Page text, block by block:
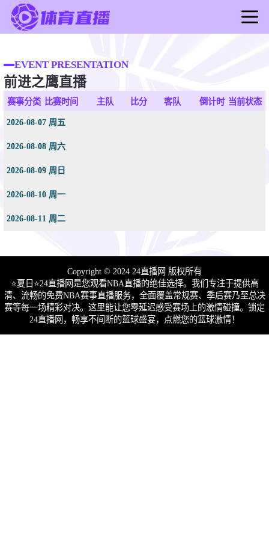
足球直播
篮球直播
足球录像
篮球新闻
EVENT PRESENTATION
前进之鹰直播
赛事分类 比赛时间 主队 比分 客队 倒计时 当前状态
2026-08-07 周五
2026-08-08 周六
2026-08-09 周日
2026-08-10 周一
2026-08-11 周二
Copyright © 2024 24直播网 版权所有
⭐️夏日⭐24直播网是您观看NBA直播的绝佳选择。我们专注于提供高
清、流畅的免费NBA赛事直播服务，全面覆盖常规赛、季后赛乃至总决
赛等每一场精彩对决。这里能让您零延迟感受赛场上的激情碰撞。锁定
24直播网，畅享不间断的篮球盛宴，点燃您的篮球激情！